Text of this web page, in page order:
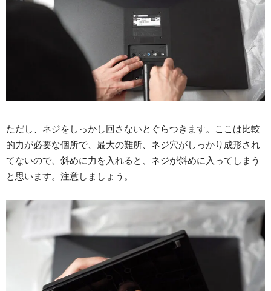
ただし、ネジをしっかし回さないとぐらつきます。ここは比較
的力が必要な個所で、最大の難所、ネジ穴がしっかり成形され
てないので、斜めに力を入れると、ネジが斜めに入ってしまう
と思います。注意しましょう。